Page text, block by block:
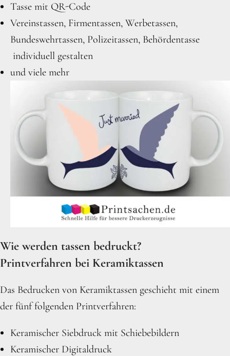
Tasse mit QR-Code
Vereinstassen, Firmentassen, Werbetassen,
Bundeswehrtassen, Polizeitassen, Behördentasse
individuell gestalten
und viele mehr
Wie werden tassen bedruckt?
Printverfahren bei Keramiktassen
Das Bedrucken von Keramiktassen geschieht mit einem
der fünf folgenden Printverfahren:
Keramischer Siebdruck mit Schiebebildern
Keramischer Digitaldruck